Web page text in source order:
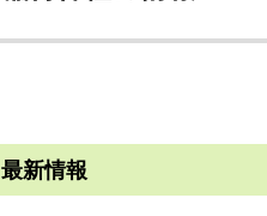
最新情報